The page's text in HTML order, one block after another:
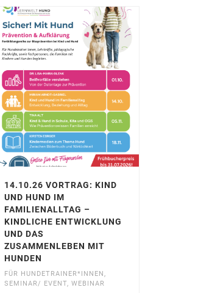
14.10.26 VORTRAG: KIND
UND HUND IM
FAMILIENALLTAG –
KINDLICHE ENTWICKLUNG
UND DAS
ZUSAMMENLEBEN MIT
HUNDEN
FÜR HUNDETRAINER*INNEN,
SEMINAR/ EVENT, WEBINAR